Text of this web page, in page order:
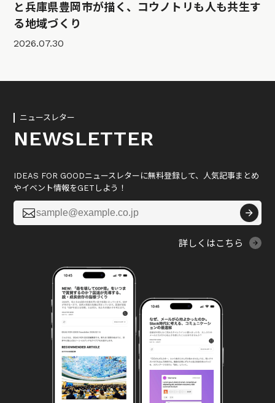
と兵庫県豊岡市が描く、コウノトリも人も共生す
る地域づくり
2026.07.30
ニュースレター
NEWSLETTER
IDEAS FOR GOODニュースレターに無料登録して、人気記事まとめ
やイベント情報をGETしよう！

詳しくはこちら